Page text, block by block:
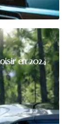
en 2024